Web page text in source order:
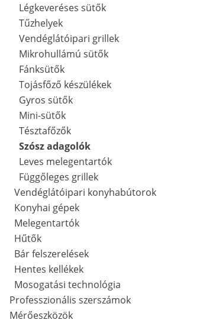
Légkeveréses sütők
Tűzhelyek
Vendéglátóipari grillek
Mikrohullámú sütők
Fánksütők
Tojásfőző készülékek
Gyros sütők
Mini-sütők
Tésztafőzők
Szósz adagolók
Leves melegentartók
Függőleges grillek
Vendéglátóipari konyhabútorok
Konyhai gépek
Melegentartók
Hűtők
Bár felszerelések
Hentes kellékek
Mosogatási technológia
Professzionális szerszámok
Mérőeszközök